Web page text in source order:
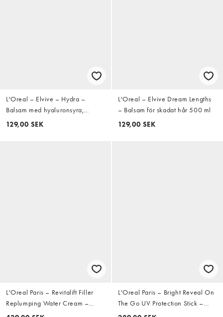
L'Oreal – Elvive – Hydra –
Balsam med hyaluronsyra,
400ml
129,00 SEK
L'Oreal – Elvive Dream Lengths
– Balsam för skadat hår 500 ml
129,00 SEK
L'Oreal Paris – Revitalift Filler
Replumping Water Cream –
Ansiktskräm 50ml
L'Oreal Paris – Bright Reveal On
The Go UV Protection Stick –
Solskyddsstift med SPF50